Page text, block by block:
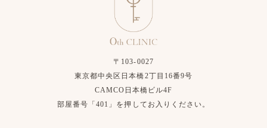
〒103-0027
東京都中央区日本橋2丁目16番9号
CAMCO日本橋ビル4F
部屋番号「401」を押してお入りください。